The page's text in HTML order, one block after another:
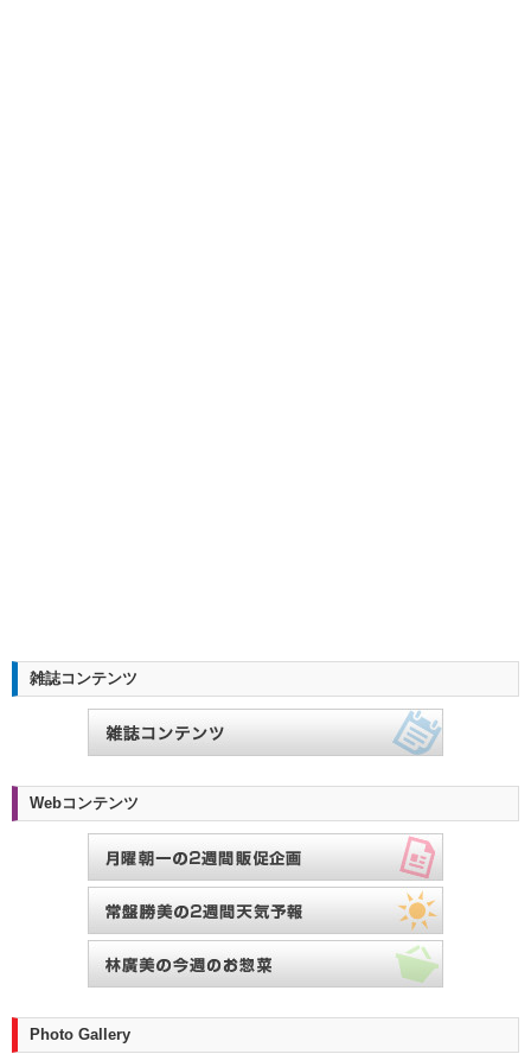
雑誌コンテンツ
Webコンテンツ
Photo Gallery